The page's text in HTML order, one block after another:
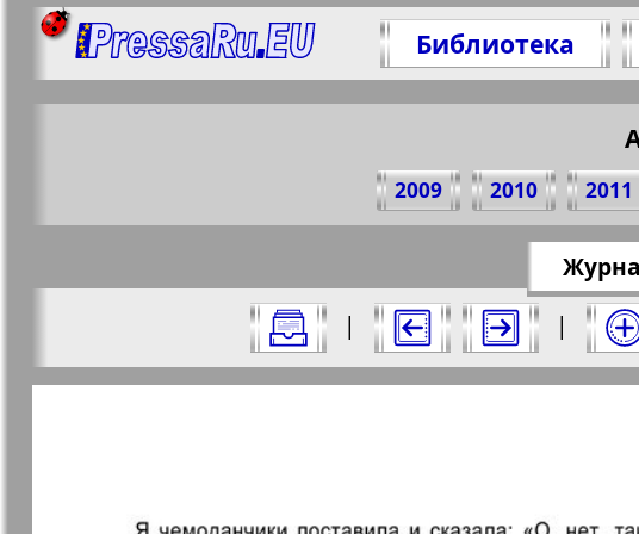
Библиотека
2009 2010 2011
Все номера журнала "7плюс7я" за 2013 год.
|
|
Страницы журнала
1 2
https://